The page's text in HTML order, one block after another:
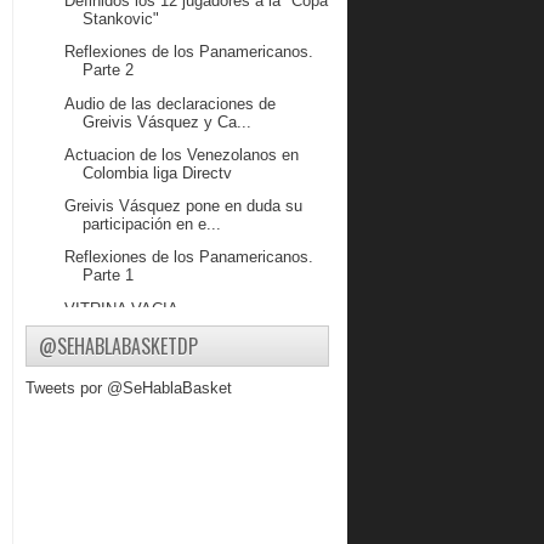
Stankovic"
Reflexiones de los Panamericanos.
Parte 2
Audio de las declaraciones de
Greivis Vásquez y Ca...
Actuacion de los Venezolanos en
Colombia liga Directv
Greivis Vásquez pone en duda su
participación en e...
Reflexiones de los Panamericanos.
Parte 1
VITRINA VACIA
Venezolanos en colombia
los Panameric...
@SEHABLABASKETDP
Tweets por @SeHablaBasket